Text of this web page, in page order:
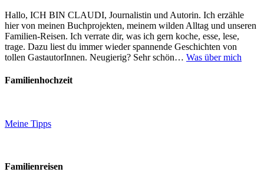
Hallo, ICH BIN CLAUDI, Journalistin und Autorin. Ich erzähle
hier von meinen Buchprojekten, meinem wilden Alltag und unseren
Familien-Reisen. Ich verrate dir, was ich gern koche, esse, lese,
trage. Dazu liest du immer wieder spannende Geschichten von
tollen GastautorInnen. Neugierig? Sehr schön… Was über mich
Familienhochzeit
Meine Tipps
Familienreisen